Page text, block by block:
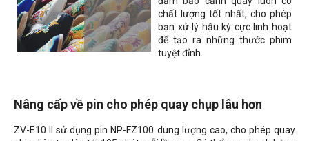
chất lượng tốt nhất, cho phép
bạn xử lý hậu kỳ cực linh hoạt
để tạo ra những thước phim
tuyệt đỉnh.
Nâng cấp về pin cho phép quay chụp lâu hơn
ZV-E10 II sử dụng pin NP-FZ100 dung lượng cao, cho phép quay